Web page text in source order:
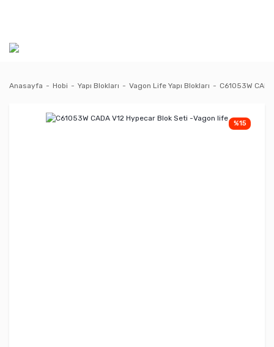
Anasayfa Hobi Yapı Blokları Vagon Life Yapı Blokları C61053W
%15